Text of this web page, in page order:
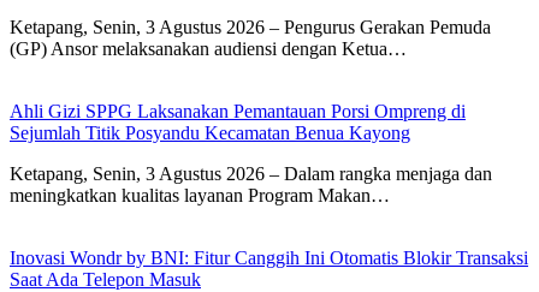
Ketapang, Senin, 3 Agustus 2026 – Pengurus Gerakan Pemuda
(GP) Ansor melaksanakan audiensi dengan Ketua…
Ahli Gizi SPPG Laksanakan Pemantauan Porsi Ompreng di
Sejumlah Titik Posyandu Kecamatan Benua Kayong
Ketapang, Senin, 3 Agustus 2026 – Dalam rangka menjaga dan
meningkatkan kualitas layanan Program Makan…
Inovasi Wondr by BNI: Fitur Canggih Ini Otomatis Blokir Transaksi
Saat Ada Telepon Masuk